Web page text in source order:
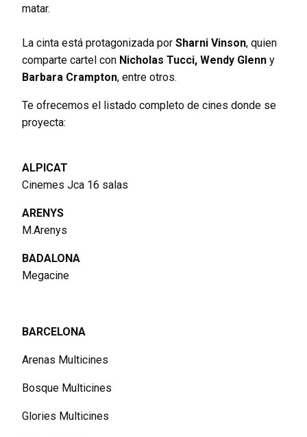
matar.
La cinta está protagonizada por Sharni Vinson, quien
comparte cartel con Nicholas Tucci, Wendy Glenn y
Barbara Crampton, entre otros.
Te ofrecemos el listado completo de cines donde se
proyecta:
ALPICAT
Cinemes Jca 16 salas
ARENYS
M.Arenys
BADALONA
Megacine
BARCELONA
Arenas Multicines
Bosque Multicines
Glories Multicines